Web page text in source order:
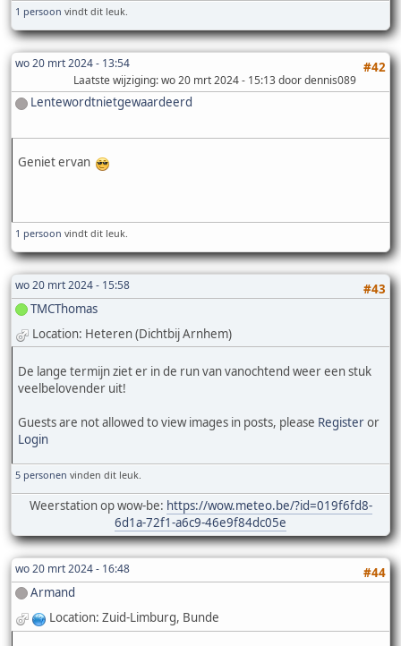
1 persoon vindt dit leuk.
wo 20 mrt 2024 - 13:54 #42
Laatste wijziging: wo 20 mrt 2024 - 15:13 door dennis089
Lentewordtnietgewaardeerd
Geniet ervan
1 persoon vindt dit leuk.
wo 20 mrt 2024 - 15:58
#43
TMCThomas
Location: Heteren (Dichtbij Arnhem)
De lange termijn ziet er in de run van vanochtend weer een stuk
veelbelovender uit!
Guests are not allowed to view images in posts, please Registeror
Login
5 personen vinden dit leuk.
Weerstation op wow-be: https://wow.meteo.be/?id=019f6fd8-
6d1a-72f1-a6c9-46e9f84dc05e
wo 20 mrt 2024 - 16:48
#44
Armand
Location: Zuid-Limburg, Bunde